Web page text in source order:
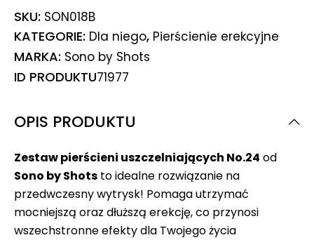
SKU: SON018B
KATEGORIE: Dla niego, Pierścienie erekcyjne
MARKA: Sono by Shots
ID PRODUKTU71977
OPIS PRODUKTU
Zestaw pierścieni uszczelniających No.24 od
Sono by Shots to idealne rozwiązanie na
przedwczesny wytrysk! Pomaga utrzymać
mocniejszą oraz dłuższą erekcję, co przynosi
wszechstronne efekty dla Twojego życia